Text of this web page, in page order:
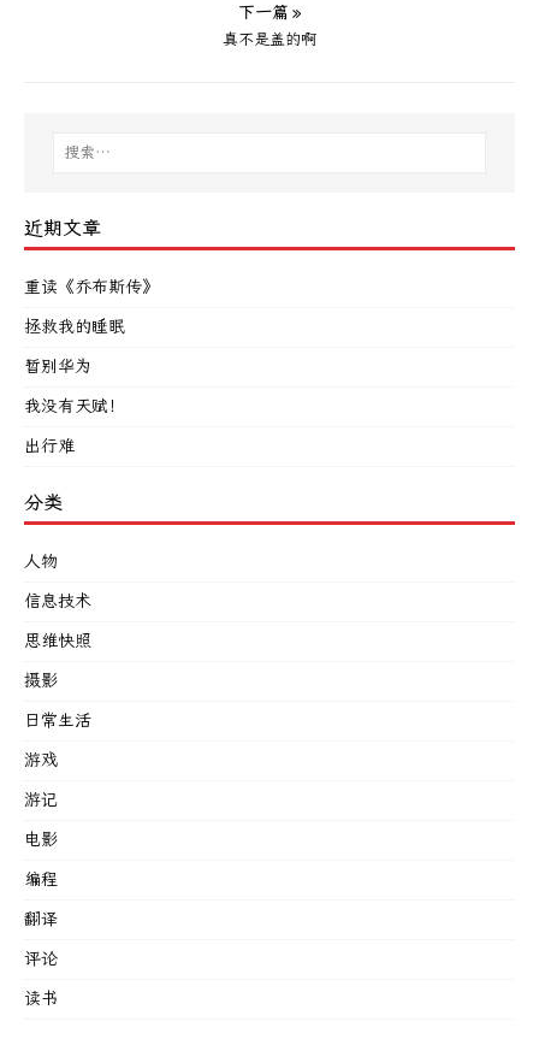
下一篇 »
真不是盖的啊
近期文章
重读《乔布斯传》
拯救我的睡眠
暂别华为
我没有天赋！
出行难
分类
人物
信息技术
思维快照
摄影
日常生活
游戏
游记
电影
编程
翻译
评论
读书